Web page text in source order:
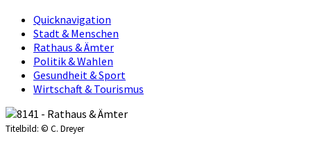
Quicknavigation
Stadt & Menschen
Rathaus & Ämter
Politik & Wahlen
Gesundheit & Sport
Wirtschaft & Tourismus
Titelbild: © C. Dreyer